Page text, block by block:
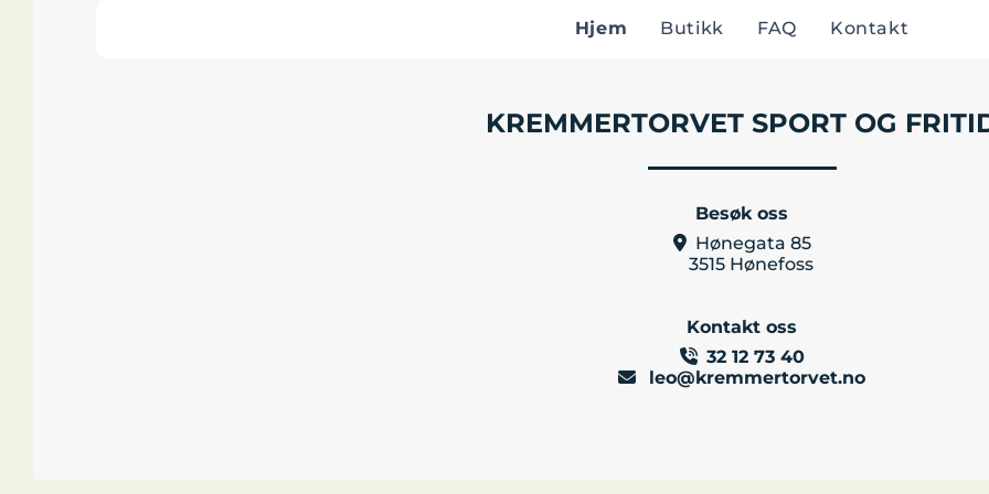
Hjem Butikk FAQ Kontakt
KREMMERTORVET SPORT OG
Besøk oss
Hønegata 85
3515 Hønefoss
Kontakt oss
 32 12 73 40
 leo@kremmertorvet.no